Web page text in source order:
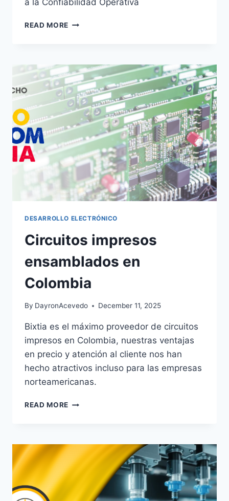
a la Confiabilidad Operativa
READ MORE
DESARROLLO ELECTRÓNICO
Circuitos impresos
ensamblados en
Colombia
By DayronAcevedo December 11, 2025
Bixtia es el máximo proveedor de circuitos
impresos en Colombia, nuestras ventajas
en precio y atención al cliente nos han
hecho atractivos incluso para las empresas
norteamericanas.
READ MORE